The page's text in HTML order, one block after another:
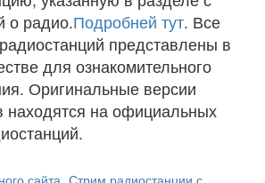
о радио.Подробней тут. Все
представлены в
для ознакомительного
Оригинальные версии
находятся на официальных
сайта Стрим радиостанции с